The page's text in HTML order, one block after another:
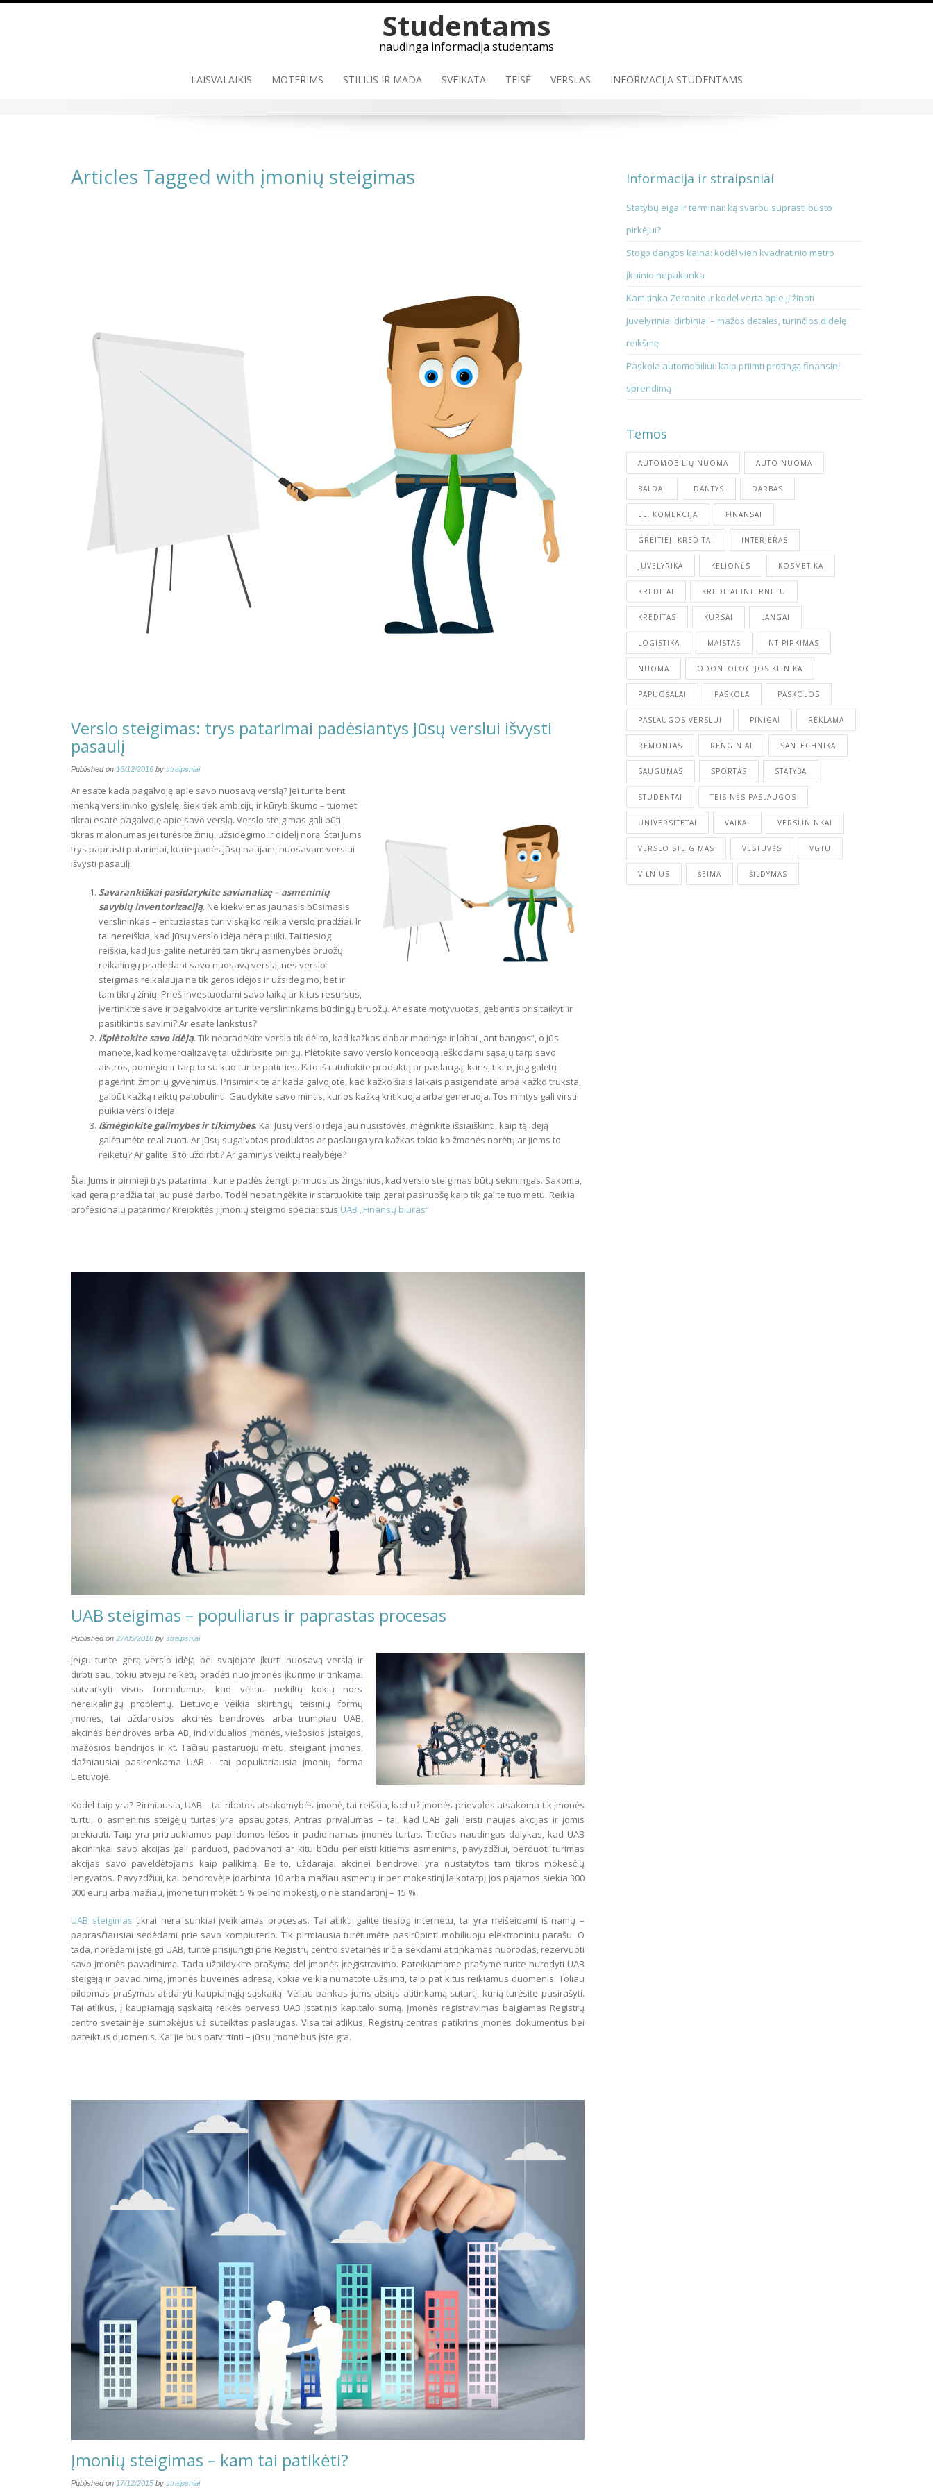
Studentams
naudinga informacija studentams
LAISVALAIKIS MOTERIMS STILIUS IR MADA SVEIKATA TEISĖ VERSLAS INFORMACIJA STUDENTAMS
Articles Tagged with įmonių steigimas
Verslo steigimas: trys patarimai padėsiantys Jūsų verslui išvysti
pasaulį
Published on 16/12/2016 by straipsniai
Ar esate kada pagalvoję apie savo nuosavą verslą? Jei turite bent
menką verslininko gyslelę, šiek tiek ambicijų ir kūrybiškumo – tuomet
tikrai esate pagalvoję apie savo verslą. Verslo steigimas gali būti
tikras malonumas jei turėsite žinių, užsidegimo ir didelį norą. Štai Jums
trys paprasti patarimai, kurie padės Jūsų naujam, nuosavam verslui
išvysti pasaulį.
Savarankiškai pasidarykite savianalizę – asmeninių
savybių inventorizaciją. Ne kiekvienas jaunasis būsimasis
verslininkas – entuziastas turi viską ko reikia verslo pradžiai. Ir
tai nereiškia, kad Jūsų verslo idėja nėra puiki. Tai tiesiog
reiškia, kad Jūs galite neturėti tam tikrų asmenybės bruožų
reikalingų pradedant savo nuosavą verslą, nes verslo
steigimas reikalauja ne tik geros idėjos ir užsidegimo, bet ir
tam tikrų žinių. Prieš investuodami savo laiką ar kitus resursus,
įvertinkite save ir pagalvokite ar turite verslininkams būdingų bruožų. Ar esate motyvuotas, gebantis prisitaikyti ir
pasitikintis savimi? Ar esate lankstus?
Išplėtokite savo idėją. Tik nepradėkite verslo tik dėl to, kad kažkas dabar madinga ir labai „ant bangos“, o Jūs
manote, kad komercializavę tai uždirbsite pinigų. Plėtokite savo verslo koncepciją ieškodami sąsajų tarp savo
aistros, pomėgio ir tarp to su kuo turite patirties. Iš to iš rutuliokite produktą ar paslaugą, kuris, tikite, jog galėtų
pagerinti žmonių gyvenimus. Prisiminkite ar kada galvojote, kad kažko šiais laikais pasigendate arba kažko trūksta,
galbūt kažką reiktų patobulinti. Gaudykite savo mintis, kurios kažką kritikuoja arba generuoja. Tos mintys gali virsti
puikia verslo idėja.
Išmėginkite galimybes ir tikimybes. Kai Jūsų verslo idėja jau nusistovės, mėginkite išsiaiškinti, kaip tą idėją
galėtumėte realizuoti. Ar jūsų sugalvotas produktas ar paslauga yra kažkas tokio ko žmonės norėtų ar jiems to
reikėtų? Ar galite iš to uždirbti? Ar gaminys veiktų realybėje?
Štai Jums ir pirmieji trys patarimai, kurie padės žengti pirmuosius žingsnius, kad verslo steigimas būtų sėkmingas. Sakoma,
kad gera pradžia tai jau pusė darbo. Todėl nepatingėkite ir startuokite taip gerai pasiruošę kaip tik galite tuo metu. Reikia
profesionalų patarimo? Kreipkitės į įmonių steigimo specialistus UAB „Finansų biuras”
UAB steigimas – populiarus ir paprastas procesas
Published on 27/05/2016 by straipsniai
Jeigu turite gerą verslo idėją bei svajojate įkurti nuosavą verslą ir
dirbti sau, tokiu atveju reikėtų pradėti nuo įmonės įkūrimo ir tinkamai
sutvarkyti visus formalumus, kad vėliau nekiltų kokių nors
nereikalingų problemų. Lietuvoje veikia skirtingų teisinių formų
įmonės, tai uždarosios akcinės bendrovės arba trumpiau UAB,
akcinės bendrovės arba AB, individualios įmonės, viešosios įstaigos,
mažosios bendrijos ir kt. Tačiau pastaruoju metu, steigiant įmones,
dažniausiai pasirenkama UAB – tai populiariausia įmonių forma
Lietuvoje.
Kodėl taip yra? Pirmiausia, UAB – tai ribotos atsakomybės įmonė, tai reiškia, kad už įmonės prievoles atsakoma tik įmonės
turtu, o asmeninis steigėjų turtas yra apsaugotas. Antras privalumas – tai, kad UAB gali leisti naujas akcijas ir jomis
prekiauti. Taip yra pritraukiamos papildomos lėšos ir padidinamas įmonės turtas. Trečias naudingas dalykas, kad UAB
akcininkai savo akcijas gali parduoti, padovanoti ar kitu būdu perleisti kitiems asmenims, pavyzdžiui, perduoti turimas
akcijas savo paveldėtojams kaip palikimą. Be to, uždarajai akcinei bendrovei yra nustatytos tam tikros mokesčių
lengvatos. Pavyzdžiui, kai bendrovėje įdarbinta 10 arba mažiau asmenų ir per mokestinį laikotarpį jos pajamos siekia 300
000 eurų arba mažiau, įmonė turi mokėti 5 % pelno mokestį, o ne standartinį – 15 %.
UAB steigimas tikrai nėra sunkiai įveikiamas procesas. Tai atlikti galite tiesiog internetu, tai yra neišeidami iš namų –
paprasčiausiai sėdėdami prie savo kompiuterio. Tik pirmiausia turėtumėte pasirūpinti mobiliuoju elektroniniu parašu. O
tada, norėdami įsteigti UAB, turite prisijungti prie Registrų centro svetainės ir čia sekdami atitinkamas nuorodas, rezervuoti
savo įmonės pavadinimą. Tada užpildykite prašymą dėl įmonės įregistravimo. Pateikiamame prašyme turite nurodyti UAB
steigėją ir pavadinimą, įmonės buveinės adresą, kokia veikla numatote užsiimti, taip pat kitus reikiamus duomenis. Toliau
pildomas prašymas atidaryti kaupiamąją sąskaitą. Vėliau bankas jums atsiųs atitinkamą sutartį, kurią turėsite pasirašyti.
Tai atlikus, į kaupiamąją sąskaitą reikės pervesti UAB įstatinio kapitalo sumą. Įmonės registravimas baigiamas Registrų
centro svetainėje sumokėjus už suteiktas paslaugas. Visa tai atlikus, Registrų centras patikrins įmonės dokumentus bei
pateiktus duomenis. Kai jie bus patvirtinti – jūsų įmonė bus įsteigta.
Įmonių steigimas – kam tai patikėti?
Published on 17/12/2015 by straipsniai
Informacija ir straipsniai
Statybų eiga ir terminai: ką svarbu suprasti būsto
pirkėjui?
Stogo dangos kaina: kodėl vien kvadratinio metro
įkainio nepakanka
Kam tinka Zeronito ir kodėl verta apie jį žinoti
Juvelyriniai dirbiniai – mažos detalės, turinčios didelę
reikšmę
Paskola automobiliui: kaip priimti protingą finansinį
sprendimą
Temos
AUTOMOBILIŲ NUOMA AUTO NUOMA
BALDAI DANTYS DARBAS
EL. KOMERCIJA FINANSAI
GREITIEJI KREDITAI INTERJERAS
JUVELYRIKA KELIONĖS KOSMETIKA
KREDITAI KREDITAI INTERNETU
KREDITAS KURSAI LANGAI
LOGISTIKA MAISTAS NT PIRKIMAS
NUOMA ODONTOLOGIJOS KLINIKA
PAPUOŠALAI PASKOLA PASKOLOS
PASLAUGOS VERSLUI PINIGAI REKLAMA
REMONTAS RENGINIAI SANTECHNIKA
SAUGUMAS SPORTAS STATYBA
STUDENTAI TEISINĖS PASLAUGOS
UNIVERSITETAI VAIKAI VERSLININKAI
VERSLO STEIGIMAS VESTUVĖS VGTU
VILNIUS ŠEIMA ŠILDYMAS